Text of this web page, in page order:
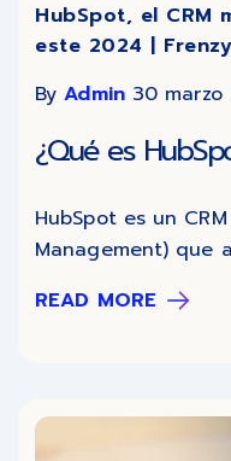
HubSpot, el CRM
este 2024 |
By Admin 30 marzo
¿Qué es
HubSpot es un
Management) que
READ MORE